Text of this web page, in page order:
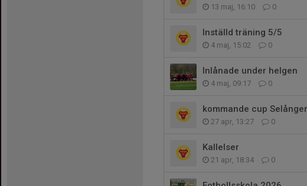
13 maj, 16:10 0
Inställd träning 5/5
4 maj, 15:02 0
Inlånade under helgen
4 maj, 09:17 0
kommande cup Selånger
27 apr, 13:27 0
Kallelser
21 apr, 18:34 0